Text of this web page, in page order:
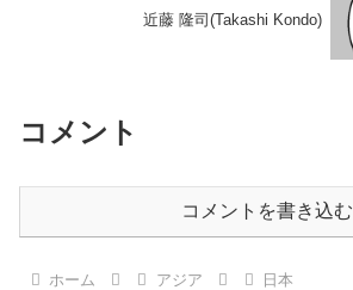
近藤 隆司(Takashi Kondo)
コメント
コメントを書き込む
ホーム アジア 日本